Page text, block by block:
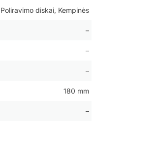
Poliravimo diskai, Kempinės
–
–
–
180 mm
–